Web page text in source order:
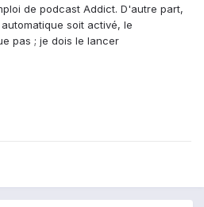
de podcast Addict. D'autre part,
soit activé, le
pas ; je dois le lancer